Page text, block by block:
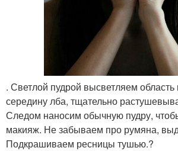
. Светлой пудрой высветляем область
середину лба, тщательно
Следом наносим обычную пудру,
макияж. Не забываем про румяна,
Подкрашиваем ресницы тушью.?